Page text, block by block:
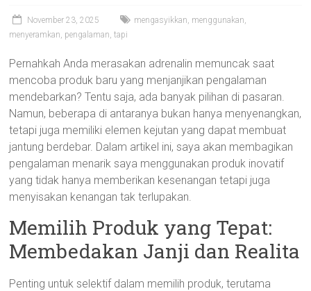
November 23, 2025 mengasyikkan, menggunakan,
menyeramkan, pengalaman,tapi
Pernahkah Anda merasakan adrenalin memuncak saat
mencoba produk baru yang menjanjikan pengalaman
mendebarkan? Tentu saja, ada banyak pilihan di pasaran.
Namun, beberapa di antaranya bukan hanya menyenangkan,
tetapi juga memiliki elemen kejutan yang dapat membuat
jantung berdebar. Dalam artikel ini, saya akan membagikan
pengalaman menarik saya menggunakan produk inovatif
yang tidak hanya memberikan kesenangan tetapi juga
menyisakan kenangan tak terlupakan.
Memilih Produk yang Tepat:
Membedakan Janji dan Realita
Penting untuk selektif dalam memilih produk, terutama